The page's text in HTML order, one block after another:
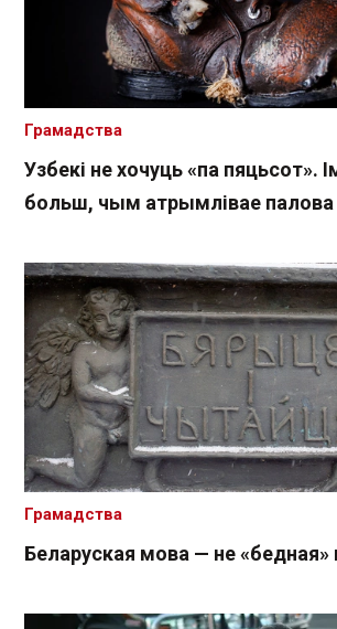
Узбекі не хочуць «па пяцьсот».
больш, чым атрымлівае палова
Грамадства
Беларуская мова — не «бедная»
Грамадства